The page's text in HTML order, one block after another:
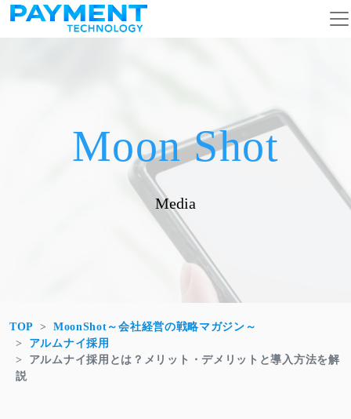
コンテンツへスキップ
メインナビゲーション
Moon Shot
Media
TOP
MoonShot～会社経営の戦略マガジン～
アルムナイ採用
アルムナイ採用とは？メリット・デメリットと導入方法を解
説